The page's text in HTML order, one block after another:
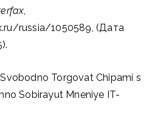
,
russia/1050589, (Дата
Torgovat Chipami s
Sobirayut Mneniye IT-